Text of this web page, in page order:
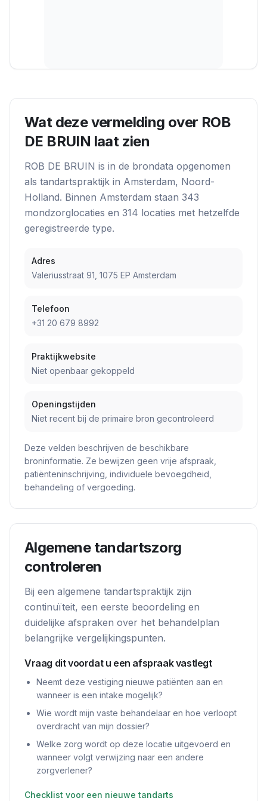
Wat deze vermelding over ROB
DE BRUIN laat zien
ROB DE BRUIN is in de brondata opgenomen
als tandartspraktijk in Amsterdam, Noord-
Holland. Binnen Amsterdam staan 343
mondzorglocaties en 314 locaties met hetzelfde
geregistreerde type.
Adres
Valeriusstraat 91, 1075 EP Amsterdam
Telefoon
+31 20 679 8992
Praktijkwebsite
Niet openbaar gekoppeld
Openingstijden
Niet recent bij de primaire bron gecontroleerd
Deze velden beschrijven de beschikbare
broninformatie. Ze bewijzen geen vrije afspraak,
patiënteninschrijving, individuele bevoegdheid,
behandeling of vergoeding.
Algemene tandartszorg
controleren
Bij een algemene tandartspraktijk zijn
continuïteit, een eerste beoordeling en
duidelijke afspraken over het behandelplan
belangrijke vergelijkingspunten.
Vraag dit voordat u een afspraak vastlegt
Neemt deze vestiging nieuwe patiënten aan en
wanneer is een intake mogelijk?
Wie wordt mijn vaste behandelaar en hoe verloopt
overdracht van mijn dossier?
Welke zorg wordt op deze locatie uitgevoerd en
wanneer volgt verwijzing naar een andere
zorgverlener?
Checklist voor een nieuwe tandarts